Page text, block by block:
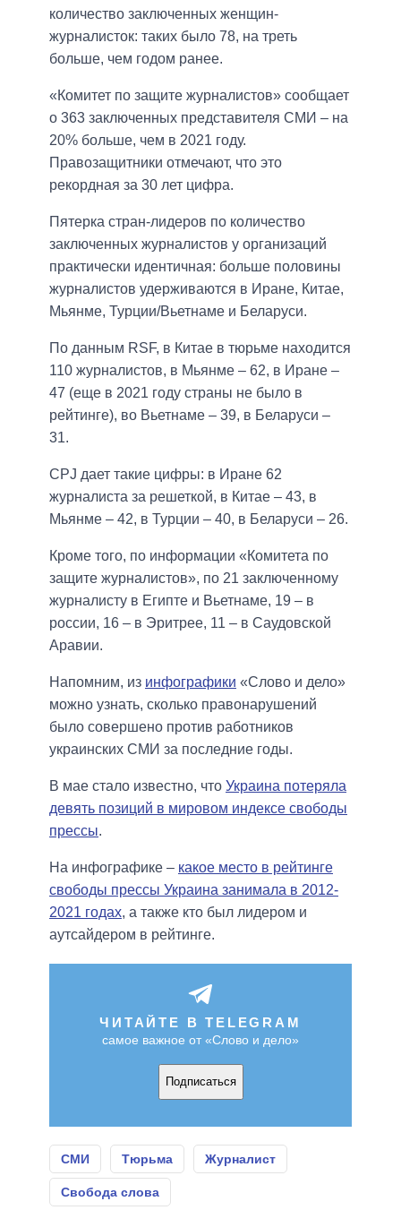
количество заключенных женщин-
журналисток: таких было 78, на треть
больше, чем годом ранее.
«Комитет по защите журналистов» сообщает
о 363 заключенных представителя СМИ – на
20% больше, чем в 2021 году.
Правозащитники отмечают, что это
рекордная за 30 лет цифра.
Пятерка стран-лидеров по количество
заключенных журналистов у организаций
практически идентичная: больше половины
журналистов удерживаются в Иране, Китае,
Мьянме, Турции/Вьетнаме и Беларуси.
По данным RSF, в Китае в тюрьме находится
110 журналистов, в Мьянме – 62, в Иране –
47 (еще в 2021 году страны не было в
рейтинге), во Вьетнаме – 39, в Беларуси –
31.
CPJ дает такие цифры: в Иране 62
журналиста за решеткой, в Китае – 43, в
Мьянме – 42, в Турции – 40, в Беларуси – 26.
Кроме того, по информации «Комитета по
защите журналистов», по 21 заключенному
журналисту в Египте и Вьетнаме, 19 – в
россии, 16 – в Эритрее, 11 – в Саудовской
Аравии.
Напомним, из инфографики «Слово и дело»
можно узнать, сколько правонарушений
было совершено против работников
украинских СМИ за последние годы.
В мае стало известно, что Украина потеряла
девять позиций в мировом индексе свободы
прессы.
На инфографике – какое место в рейтинге
свободы прессы Украина занимала в 2012-
2021 годах, а также кто был лидером и
аутсайдером в рейтинге.
ЧИТАЙТЕ В TELEGRAM
самое важное от «Слово и дело»
Подписаться
СМИ Тюрьма Журналист
Свобода слова